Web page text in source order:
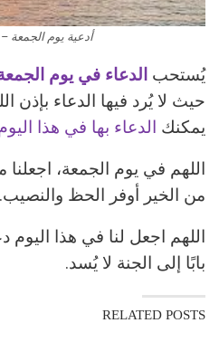
أدعية يوم الجمعة
يُستحب الدعاء في يوم
حيث لا يُرد فيها الدعاء بإذن
يمكنك الدعاء بها في هذا
اللهم في يوم الجمعة، اجعلنا
من الخير أوفر الحظ والنصيب.
اللهم اجعل لنا في هذا اليوم
بابًا إلى الجنة لا يُسد.
RELATED POSTS